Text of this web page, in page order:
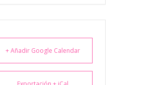
+ Añadir Google Calendar